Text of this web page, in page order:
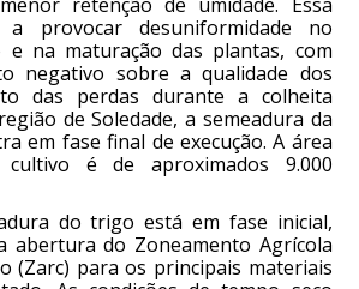
a provocar desuniformidade no
e na maturação das plantas, com
negativo sobre a qualidade dos
das perdas durante a colheita
de Soledade, a semeadura da
em fase final de execução. A área
é de aproximados 9.000
do trigo está em fase inicial,
abertura do Zoneamento Agrícola
(Zarc) para os principais materiais